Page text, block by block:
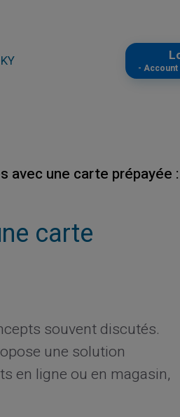
- Account
avec une carte
carte
souvent discutés.
une solution
en ligne ou en magasin,